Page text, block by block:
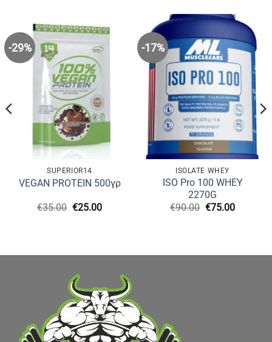
-29%
SUPERIOR14
VEGAN PROTEIN 500γρ
€35.00 Original
€25.00Η
-17%
ISOLATE WHEY
ISO Pro 100 WHEY
2270G
€90.00 Original
€75.00Η